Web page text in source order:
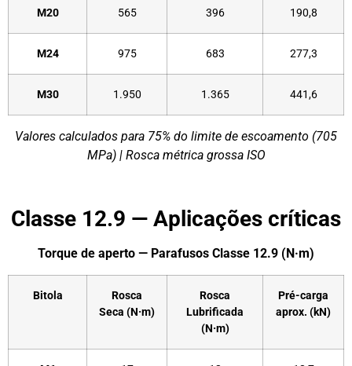
M20 565 396 190,8
M24 975 683 277,3
M30 1.950 1.365 441,6
Valores calculados para 75% do limite de escoamento (705
MPa) | Rosca métrica grossa ISO
Classe 12.9 — Aplicações críticas
Torque de aperto — Parafusos Classe 12.9 (N·m)
Bitola
Rosca
Seca (N·m)
Rosca
Lubrificada
(N·m)
Pré-carga
aprox. (kN)